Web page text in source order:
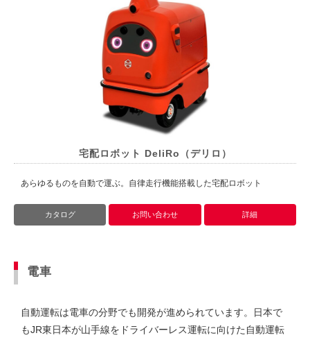
宅配ロボット DeliRo（デリロ）
あらゆるものを自動で運ぶ。自律走行機能搭載した宅配ロボット
カタログ お問い合わせ 詳細
電車
自動運転は電車の分野でも開発が進められています。日本で
もJR東日本が山手線をドライバーレス運転に向けた自動運転